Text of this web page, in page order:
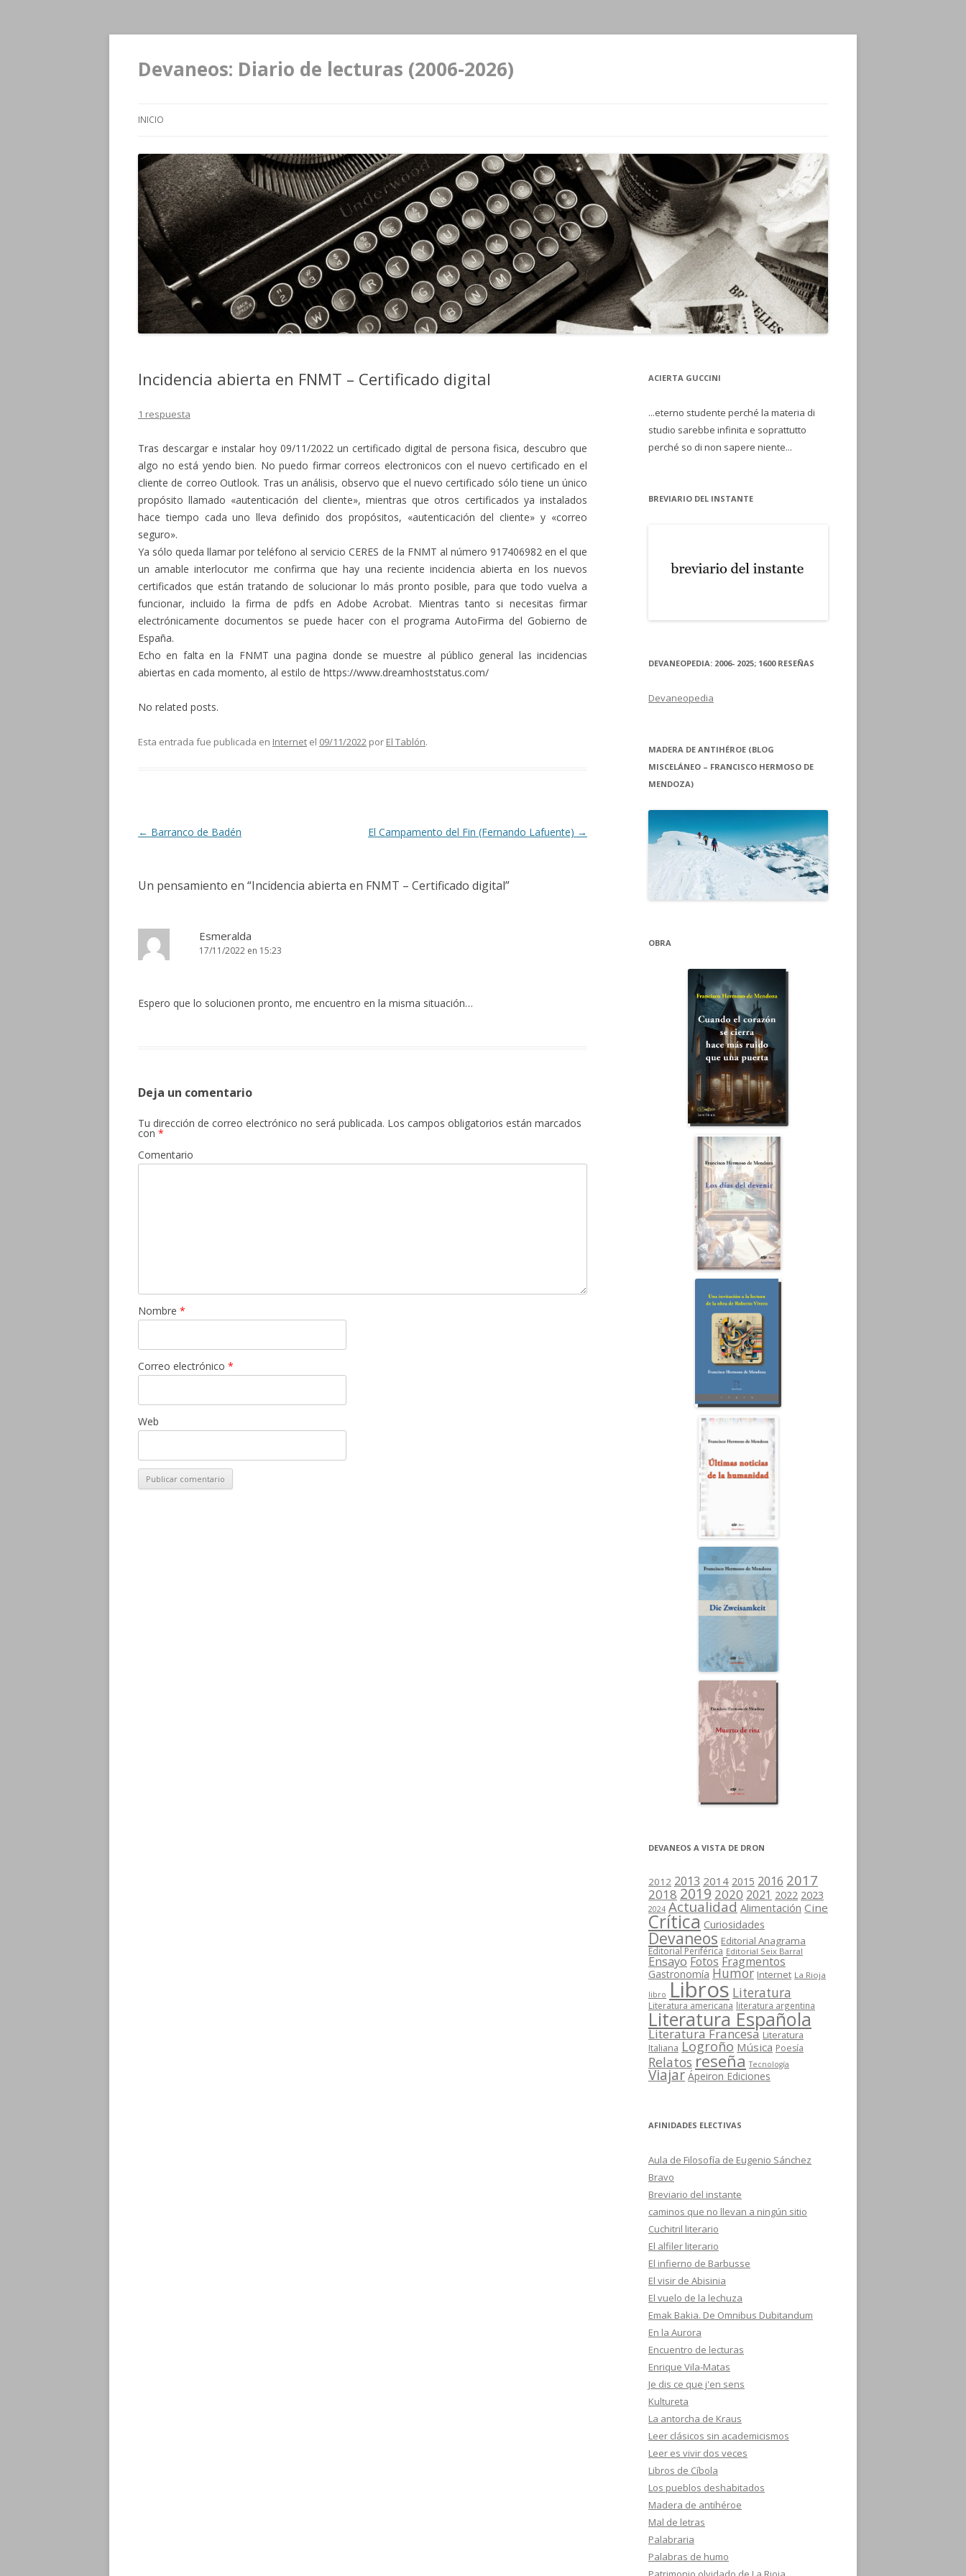
Devaneos: Diario de lecturas (2006-2026)
INICIO
Incidencia abierta en FNMT – Certificado digital
1 respuesta
Tras descargar e instalar hoy 09/11/2022 un certificado digital de persona fisica, descubro que
algo no está yendo bien. No puedo firmar correos electronicos con el nuevo certificado en el
cliente de correo Outlook. Tras un análisis, observo que el nuevo certificado sólo tiene un único
propósito llamado «autenticación del cliente», mientras que otros certificados ya instalados
hace tiempo cada uno lleva definido dos propósitos, «autenticación del cliente» y «correo
seguro».
Ya sólo queda llamar por teléfono al servicio CERES de la FNMT al número 917406982 en el que
un amable interlocutor me confirma que hay una reciente incidencia abierta en los nuevos
certificados que están tratando de solucionar lo más pronto posible, para que todo vuelva a
funcionar, incluido la firma de pdfs en Adobe Acrobat. Mientras tanto si necesitas firmar
electrónicamente documentos se puede hacer con el programa AutoFirma del Gobierno de
España.
Echo en falta en la FNMT una pagina donde se muestre al público general las incidencias
abiertas en cada momento, al estilo de https://www.dreamhoststatus.com/
No related posts.
Esta entrada fue publicada en Internet el 09/11/2022 por El Tablón.
Navegación de entradas
← Barranco de Badén El Campamento del Fin (Fernando Lafuente) →
Un pensamiento en “Incidencia abierta en FNMT – Certificado digital”
Esmeralda
17/11/2022 en 15:23
Espero que lo solucionen pronto, me encuentro en la misma situación…
Deja un comentario
Tu dirección de correo electrónico no será publicada. Los campos obligatorios están marcados
con *
Comentario
Nombre *
Correo electrónico *
Web
ACIERTA GUCCINI
...eterno studente perché la materia di
studio sarebbe infinita e soprattutto
perché so di non sapere niente...
BREVIARIO DEL INSTANTE
DEVANEOPEDIA: 2006- 2025; 1600 RESEÑAS
Devaneopedia
MADERA DE ANTIHÉROE (BLOG
MISCELÁNEO – FRANCISCO HERMOSO DE
MENDOZA)
OBRA
DEVANEOS A VISTA DE DRON
2012 2013 2014 2015 2016 2017
2018 2019 2020 2021 2022 2023
2024 Actualidad Alimentación Cine
Crítica Curiosidades
Devaneos Editorial Anagrama
Editorial Periférica Editorial Seix Barral
Ensayo Fotos Fragmentos
Gastronomía Humor Internet La Rioja
libro Libros Literatura
Literatura americana literatura argentina
Literatura Española
Literatura Francesa Literatura
Italiana Logroño Música Poesía
Relatos reseña Tecnología
Viajar Ápeiron Ediciones
AFINIDADES ELECTIVAS
Aula de Filosofía de Eugenio Sánchez
Bravo
Breviario del instante
caminos que no llevan a ningún sitio
Cuchitril literario
El alfiler literario
El infierno de Barbusse
El visir de Abisinia
El vuelo de la lechuza
Emak Bakia. De Omnibus Dubitandum
En la Aurora
Encuentro de lecturas
Enrique Vila-Matas
Je dis ce que j'en sens
Kultureta
La antorcha de Kraus
Leer clásicos sin academicismos
Leer es vivir dos veces
Libros de Cíbola
Los pueblos deshabitados
Madera de antihéroe
Mal de letras
Palabraria
Palabras de humo